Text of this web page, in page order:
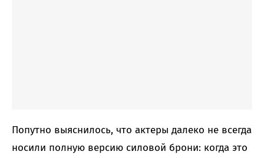
Попутно выяснилось, что актеры далеко не всегда
носили полную версию силовой брони: когда это